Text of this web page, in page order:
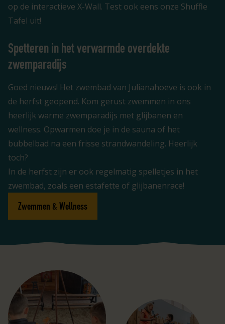
op de interactieve X-Wall. Test ook eens onze Shuffle
Tafel uit!
Spetteren in het verwarmde overdekte
zwemparadijs
Goed nieuws! Het zwembad van Julianahoeve is ook in
de herfst geopend. Kom gerust zwemmen in ons
heerlijk warme zwemparadijs met glijbanen en
wellness. Opwarmen doe je in de sauna of het
bubbelbad na een frisse strandwandeling. Heerlijk
toch?
In de herfst zijn er ook regelmatig spelletjes in het
zwembad, zoals een estafette of glijbanenrace!
Zwemmen & Wellness